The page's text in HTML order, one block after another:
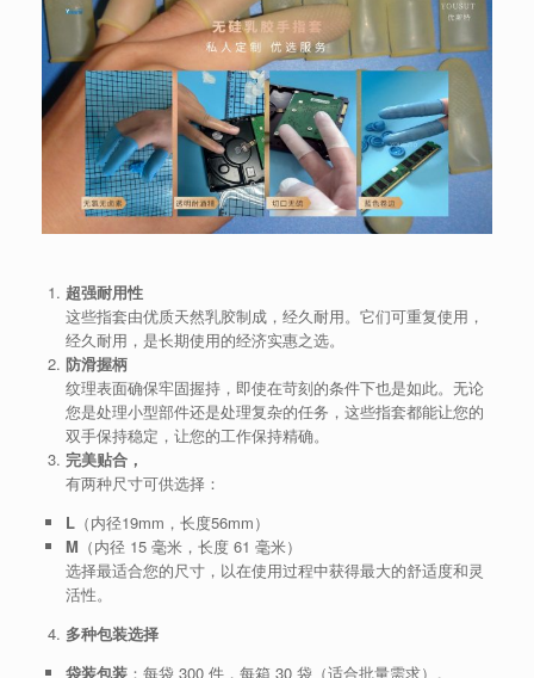
超强耐用性
这些指套由优质天然乳胶制成，经久耐用。它们可重复使用，
经久耐用，是长期使用的经济实惠之选。
防滑握柄
纹理表面确保牢固握持，即使在苛刻的条件下也是如此。无论
您是处理小型部件还是处理复杂的任务，这些指套都能让您的
双手保持稳定，让您的工作保持精确。
完美贴合，
有两种尺寸可供选择：
L（内径19mm，长度56mm）
M （内径 15 毫米，长度 61 毫米）
选择最适合您的尺寸，以在使用过程中获得最大的舒适度和灵
活性。
多种包装选择
袋装包装：每袋 300 件，每箱 30 袋（适合批量需求）。